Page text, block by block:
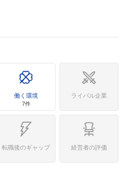
働く環境
7件
ライバル企業
転職後のギャップ 経営者の評価